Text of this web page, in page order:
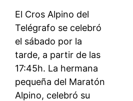
El Cros Alpino del
Telégrafo se celebró
el sábado por la
tarde, a partir de las
17:45h. La hermana
pequeña del Maratón
Alpino, celebró su